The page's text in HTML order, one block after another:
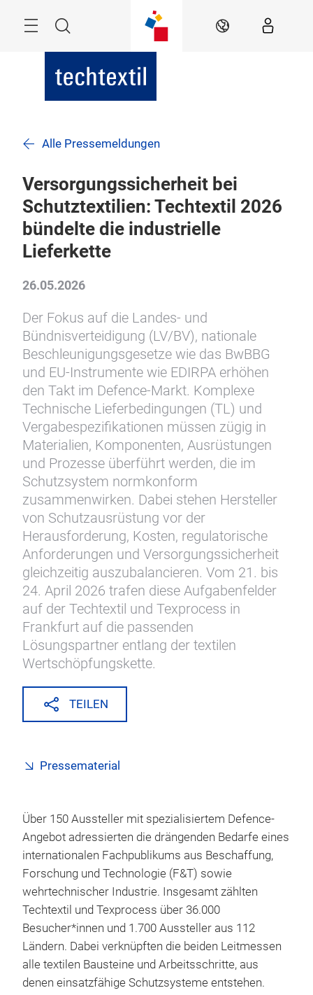
Suche DE
Alle Pressemeldungen
Versorgungssicherheit bei
Schutztextilien: Techtextil 2026
bündelte die industrielle
Lieferkette
26.05.2026
Der Fokus auf die Landes- und
Bündnisverteidigung (LV/BV), nationale
Beschleunigungsgesetze wie das BwBBG
und EU-Instrumente wie EDIRPA erhöhen
den Takt im Defence-Markt. Komplexe
Technische Lieferbedingungen (TL) und
Vergabespezifikationen müssen zügig in
Materialien, Komponenten, Ausrüstungen
und Prozesse überführt werden, die im
Schutzsystem normkonform
zusammenwirken. Dabei stehen Hersteller
von Schutzausrüstung vor der
Herausforderung, Kosten, regulatorische
Anforderungen und Versorgungssicherheit
gleichzeitig auszubalancieren. Vom 21. bis
24. April 2026 trafen diese Aufgabenfelder
auf der Techtextil und Texprocess in
Frankfurt auf die passenden
Lösungspartner entlang der textilen
Wertschöpfungskette.
TEILEN
Pressematerial
Über 150 Aussteller mit spezialisiertem Defence-
Angebot adressierten die drängenden Bedarfe eines
internationalen Fachpublikums aus Beschaffung,
Forschung und Technologie (F&T) sowie
wehrtechnischer Industrie. Insgesamt zählten
Techtextil und Texprocess über 36.000
Besucher*innen und 1.700 Aussteller aus 112
Ländern. Dabei verknüpften die beiden Leitmessen
alle textilen Bausteine und Arbeitsschritte, aus
denen einsatzfähige Schutzsysteme entstehen.